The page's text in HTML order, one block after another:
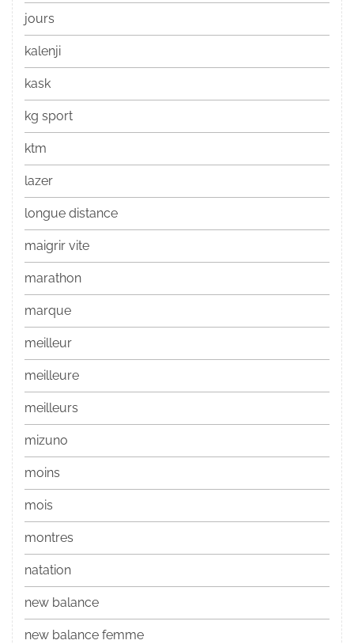
jours
kalenji
kask
kg sport
ktm
lazer
longue distance
maigrir vite
marathon
marque
meilleur
meilleure
meilleurs
mizuno
moins
mois
montres
natation
new balance
new balance femme